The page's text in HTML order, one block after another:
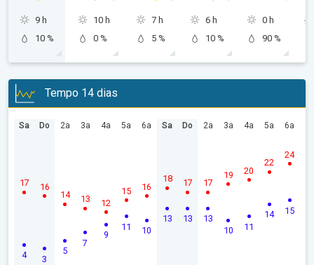
9 h
10 %
10 h
0 %
7 h
5 %
6 h
10 %
0 h
90 %
Tempo 14 dias
Sa
4
17
Do
3
16
2a
5
14
3a
7
13
4a
9
12
5a
11
15
6a
10
16
Sa
13
18
Do
13
17
2a
13
17
3a
10
19
4a
11
20
5a
14
22
6a
15
24